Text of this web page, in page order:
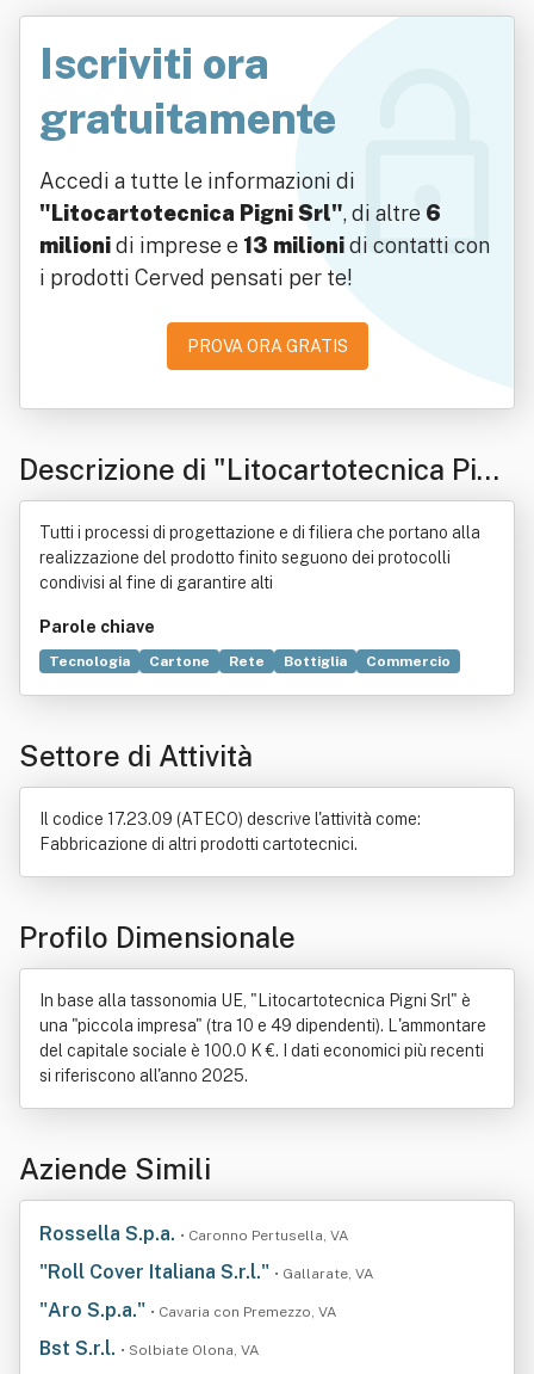
Iscriviti ora
gratuitamente
Accedi a tutte le informazioni di
"Litocartotecnica Pigni Srl", di altre 6
milionidi imprese e 13 milionidi contatti con
i prodotti Cerved pensati per te!
PROVA ORA GRATIS
Descrizione di "Litocartotecnica Pign
i Srl"
Tutti i processi di progettazione e di filiera che portano alla
realizzazione del prodotto finito seguono dei protocolli
condivisi al fine di garantire alti
Parole chiave
Tecnologia Cartone Rete Bottiglia
Commercio
Scatola
Legge Sito web
Settore di Attività
Il codice 17.23.09 (ATECO) descrive l'attività come:
Fabbricazione di altri prodotti cartotecnici.
Profilo Dimensionale
In base alla tassonomia UE, "Litocartotecnica Pigni Srl" è
una "piccola impresa" (tra 10 e 49 dipendenti). L'ammontare
del capitale sociale è 100.0 K €. I dati economici più recenti
si riferiscono all'anno 2025.
Aziende Simili
Rossella S.p.a. • Caronno Pertusella, VA
"Roll Cover Italiana S.r.l." • Gallarate, VA
"Aro S.p.a." • Cavaria con Premezzo, VA
Bst S.r.l. • Solbiate Olona, VA